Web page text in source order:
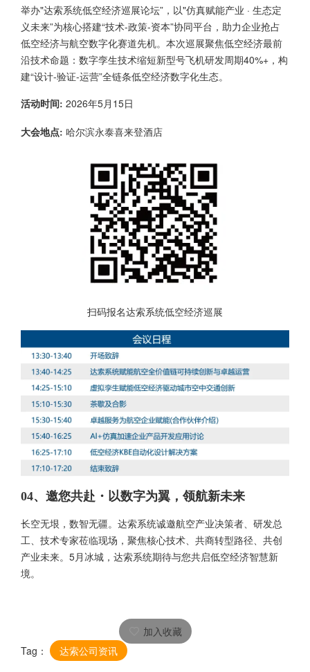
举办"达索系统低空经济巡展论坛”，以"仿真赋能产业 · 生态定
义未来”为核心搭建“技术-政策-资本”协同平台，助力企业抢占
低空经济与航空数字化赛道先机。本次巡展聚焦低空经济最前
沿技术命题：数字孪生技术缩短新型号飞机研发周期40%+，构
建“设计-验证-运营”全链条低空经济数字化生态。
活动时间: 2026年5月15日
大会地点: 哈尔滨永泰喜来登酒店
扫码报名达索系统低空经济巡展
04、邀您共赴・以数字为翼，领航新未来
长空无垠，数智无疆。达索系统诚邀航空产业决策者、研发总
工、技术专家莅临现场，聚焦核心技术、共商转型路径、共创
产业未来。5月冰城，达索系统期待与您共启低空经济智慧新
境。
加入收藏
Tag：
达索公司资讯